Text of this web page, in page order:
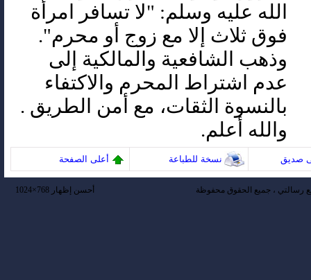
الله عليه وسلم: "لا تسافر امرأة
فوق ثلاث إلا مع زوج أو محرم".
وذهب الشافعية والمالكية إلى
عدم اشتراط المحرم والاكتفاء
بالنسوة الثقات، مع أمن الطريق .
والله أعلم.
أعلى الصفحة نسخة للطباعة صديق
أحسن إظهار 768×1024 رسالتي ، جميع الحقوق محفوظة